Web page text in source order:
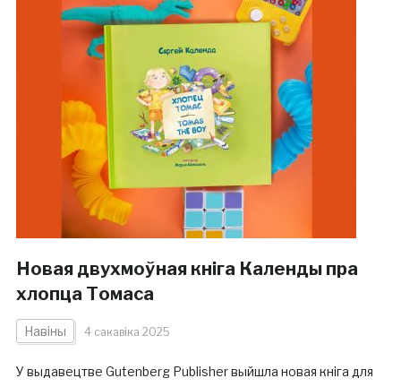
Новая двухмоўная кніга Календы пра
хлопца Томаса
Навіны 4 сакавіка 2025
У выдавецтве Gutenberg Publisher выйшла новая кніга для